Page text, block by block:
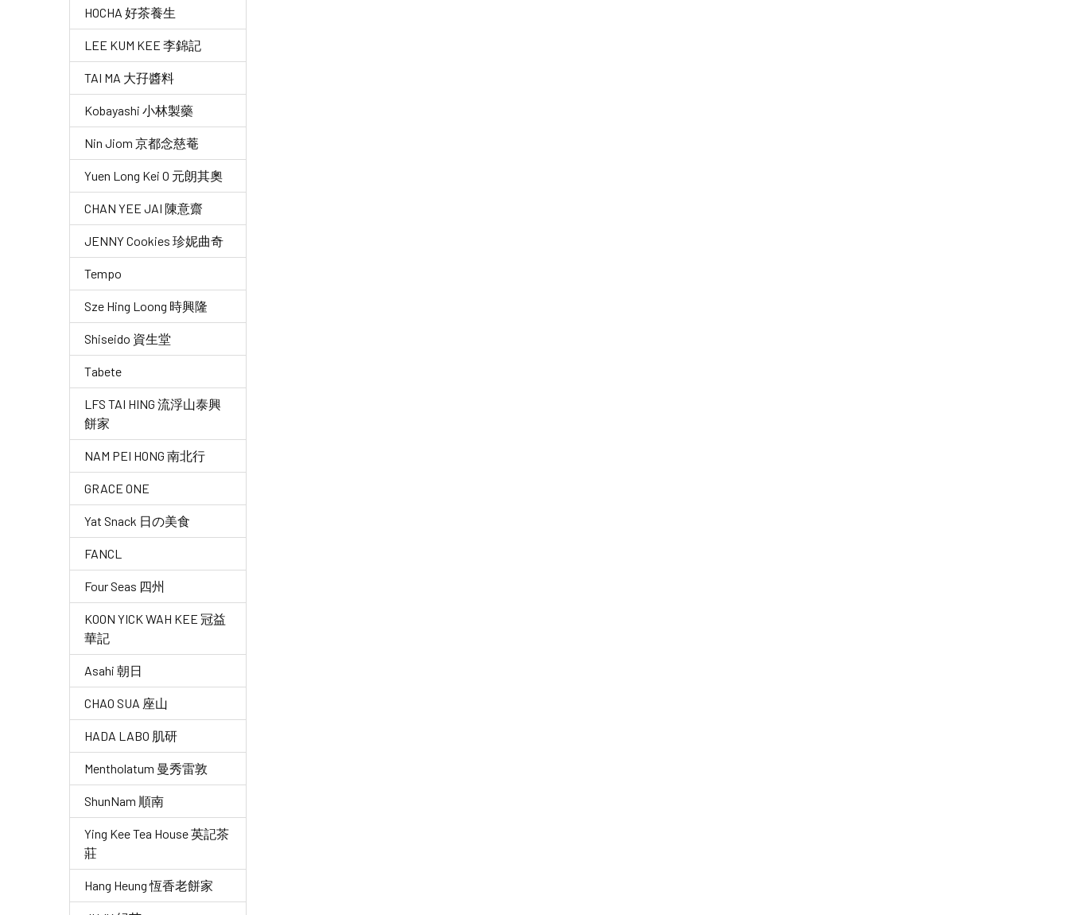
HOCHA 好茶養生
LEE KUM KEE 李錦記
TAI MA 大孖醬料
Kobayashi 小林製藥
Nin Jiom 京都念慈菴
Yuen Long Kei O 元朗其奧
CHAN YEE JAI 陳意齋
JENNY Cookies 珍妮曲奇
Tempo
Sze Hing Loong 時興隆
Shiseido 資生堂
Tabete
LFS TAI HING 流浮山泰興
餅家
NAM PEI HONG 南北行
GRACE ONE
Yat Snack 日の美食
FANCL
Four Seas 四州
KOON YICK WAH KEE 冠益
華記
Asahi 朝日
CHAO SUA 座山
HADA LABO 肌研
Mentholatum 曼秀雷敦
ShunNam 順南
Ying Kee Tea House 英記茶
莊
Hang Heung 恆香老餅家